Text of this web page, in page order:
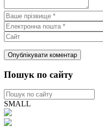
Пошук по сайту
SMALL